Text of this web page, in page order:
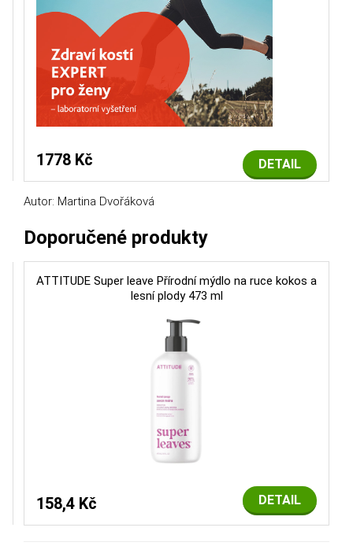
DETAIL
1778 Kč
Autor: Martina Dvořáková
Doporučené produkty
ATTITUDE Super leave Přírodní mýdlo na ruce kokos a
lesní plody 473 ml
DETAIL
158,4 Kč